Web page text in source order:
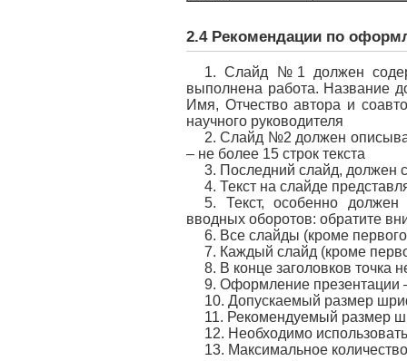
2.4 Рекомендации по
1. Слайд №1 должен
выполнена работа. Название
Имя, Отчество автора и
научного руководителя
2. Слайд №2 должен
– не более 15 строк текста
3. Последний слайд, должен
4. Текст на слайде
5. Текст, особенно
вводных оборотов: обратите
6. Все слайды (кроме
7. Каждый слайд (кроме
8. В конце заголовков точка
9. Оформление презентации
10. Допускаемый размер
11. Рекомендуемый размер
12. Необходимо
13. Максимальное